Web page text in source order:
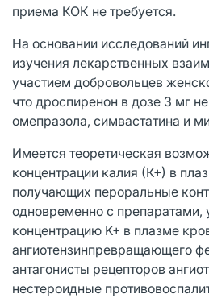
приема КОК не требуется.
На основании исследований
изучения лекарственных
участием добровольцев
что дроспиренон в дозе 3 мг
омепразола, симвастатина и
Имеется теоретическая
концентрации калия (К+) в
получающих пероральные
одновременно с
концентрацию K+ в плазме
ангиотензинпревращающего
антагонисты рецепторов
нестероидные